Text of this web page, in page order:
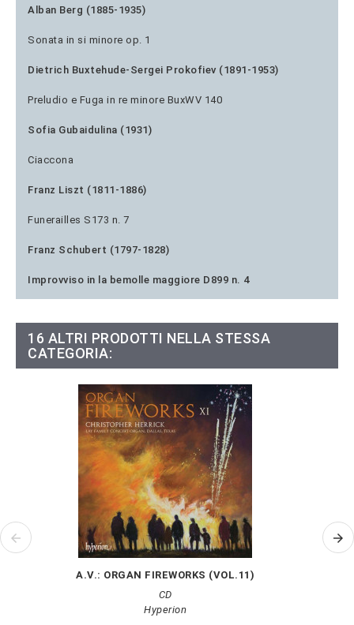
Alban Berg (1885-1935)
Sonata in si minore op. 1
Dietrich Buxtehude-Sergei Prokofiev (1891-1953)
Preludio e Fuga in re minore BuxWV 140
Sofia Gubaidulina (1931)
Ciaccona
Franz Liszt (1811-1886)
Funerailles S173 n. 7
Franz Schubert (1797-1828)
Improvviso in la bemolle maggiore D899 n. 4
16 ALTRI PRODOTTI NELLA STESSA
CATEGORIA:
A.V.: ORGAN FIREWORKS (VOL.11)
CD
Hyperion